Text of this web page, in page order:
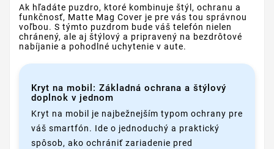
Ak hľadáte puzdro, ktoré kombinuje štýl, ochranu a
funkčnosť, Matte Mag Cover je pre vás tou správnou
voľbou. S týmto puzdrom bude váš telefón nielen
chránený, ale aj štýlový a pripravený na bezdrôtové
nabíjanie a pohodlné uchytenie v aute.
Kryt na mobil: Základná ochrana a štýlový
doplnok v jednom
Kryt na mobil je najbežnejším typom ochrany pre
váš smartfón. Ide o jednoduchý a praktický
spôsob, ako ochrániť zariadenie pred